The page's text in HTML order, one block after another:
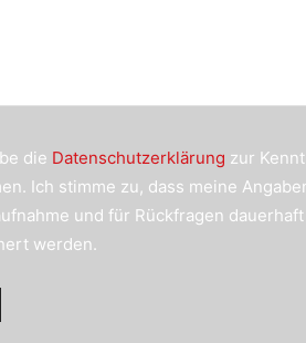
die Datenschutzerklärung zur
Ich stimme zu, dass meine
und für Rückfragen dauerhaft
werden.